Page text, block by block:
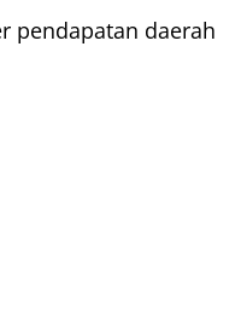
pendapatan daerah